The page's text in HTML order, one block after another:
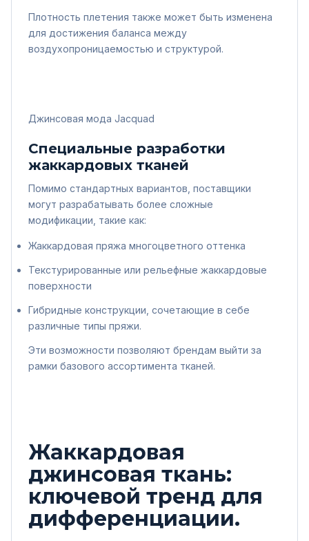
Плотность плетения также может быть изменена
для достижения баланса между
воздухопроницаемостью и структурой.
Джинсовая мода Jacquad
Специальные разработки
жаккардовых тканей
Помимо стандартных вариантов, поставщики
могут разрабатывать более сложные
модификации, такие как:
Жаккардовая пряжа многоцветного оттенка
Текстурированные или рельефные жаккардовые
поверхности
Гибридные конструкции, сочетающие в себе
различные типы пряжи.
Эти возможности позволяют брендам выйти за
рамки базового ассортимента тканей.
Жаккардовая
джинсовая ткань:
ключевой тренд для
дифференциации.